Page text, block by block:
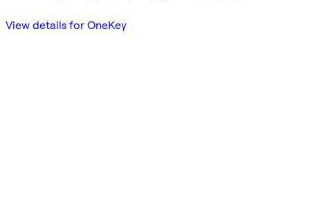
View details for OneKey